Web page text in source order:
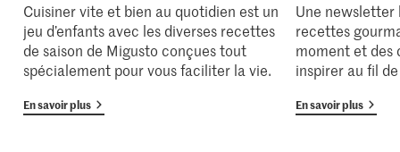
Cuisiner vite et bien au quotidien est un
jeu d’enfants avec les diverses recettes
de saison de Migusto conçues tout
spécialement pour vous faciliter la vie.
En savoir plus
Une newsletter
recettes
moment et des
inspirer au fil
En savoir plus